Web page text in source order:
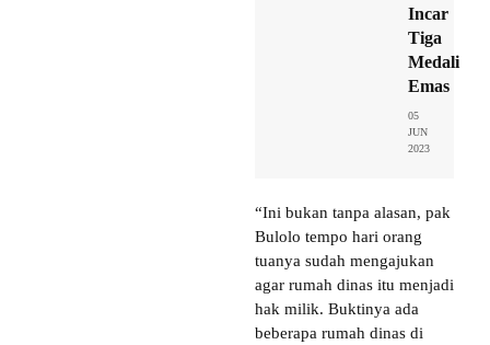
Incar
Tiga
Medali
Emas
05
JUN
2023
“Ini bukan tanpa alasan, pak
Bulolo tempo hari orang
tuanya sudah mengajukan
agar rumah dinas itu menjadi
hak milik. Buktinya ada
beberapa rumah dinas di